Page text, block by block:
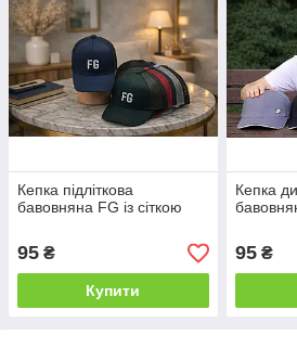
Кепка підліткова
бавовняна FG із сіткою
95 ₴
Купити
Кепка
95₴